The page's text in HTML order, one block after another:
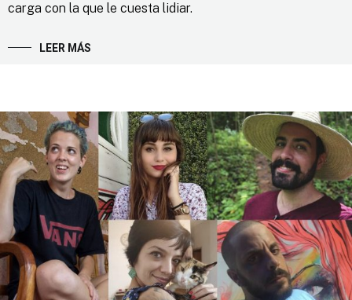
carga con la que le cuesta lidiar.
LEER MÁS